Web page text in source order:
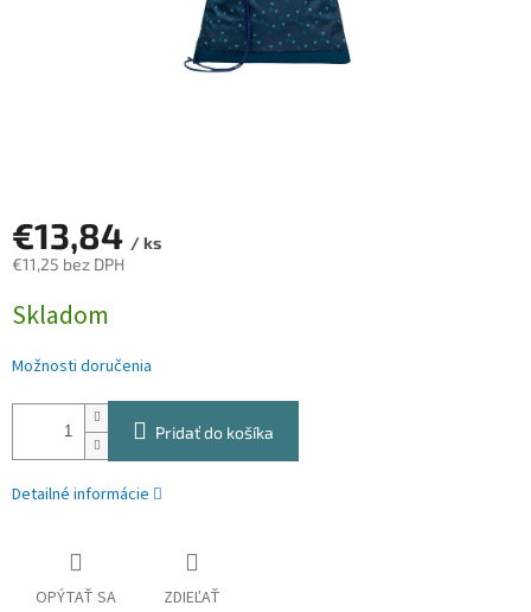
€13,84 / ks
€11,25 bez DPH
cena:
Skladom
Možnosti doručenia
Pridať do košíka
Detailné informácie
OPÝTAŤ SA ZDIEĽAŤ